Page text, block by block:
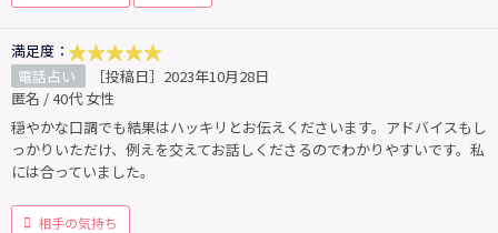
満足度：
電話占い
［投稿日］2023年10月28日
匿名 / 40代 女性
穏やかな口調でも結果はハッキリとお伝えくださいます。アドバイスもし
っかりいただけ、例えを交えてお話しくださるのでわかりやすいです。私
には合っていました。
相手の気持ち